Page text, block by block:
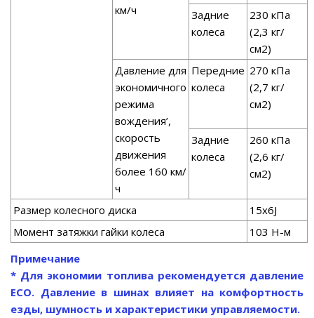
км/ч
Задние
колеса
230 кПа
(2,3 кг/
см2)
Давление для
экономичного
режима
вождения’,
скорость
движения
более 160 км/
ч
Передние
колеса
270 кПа
(2,7 кг/
см2)
Задние
колеса
260 кПа
(2,6 кг/
см2)
Размер колесного диска
15x6J
Момент затяжки гайки колеса
103 Н-м
Примечание
* Для экономии топлива рекомендуется давление
ECO. Давление в шинах влияет на комфортность
езды, шумность и характеристики управляемости.